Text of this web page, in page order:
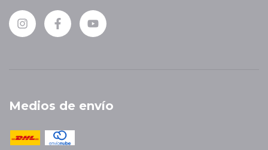
Medios de envío